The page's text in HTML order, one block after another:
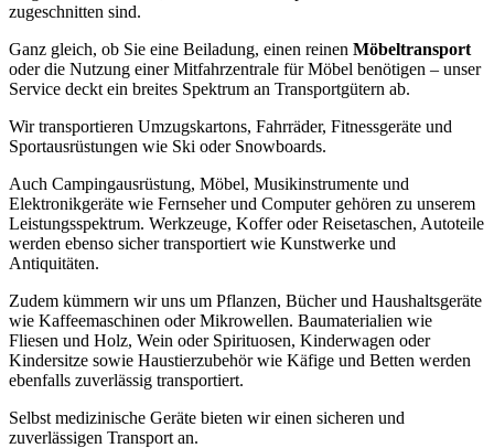
zugeschnitten sind.
Ganz gleich, ob Sie eine Beiladung, einen reinen Möbeltransport
oder die Nutzung einer Mitfahrzentrale für Möbel benötigen – unser
Service deckt ein breites Spektrum an Transportgütern ab.
Wir transportieren Umzugskartons, Fahrräder, Fitnessgeräte und
Sportausrüstungen wie Ski oder Snowboards.
Auch Campingausrüstung, Möbel, Musikinstrumente und
Elektronikgeräte wie Fernseher und Computer gehören zu unserem
Leistungsspektrum. Werkzeuge, Koffer oder Reisetaschen, Autoteile
werden ebenso sicher transportiert wie Kunstwerke und
Antiquitäten.
Zudem kümmern wir uns um Pflanzen, Bücher und Haushaltsgeräte
wie Kaffeemaschinen oder Mikrowellen. Baumaterialien wie
Fliesen und Holz, Wein oder Spirituosen, Kinderwagen oder
Kindersitze sowie Haustierzubehör wie Käfige und Betten werden
ebenfalls zuverlässig transportiert.
Selbst medizinische Geräte bieten wir einen sicheren und
zuverlässigen Transport an.